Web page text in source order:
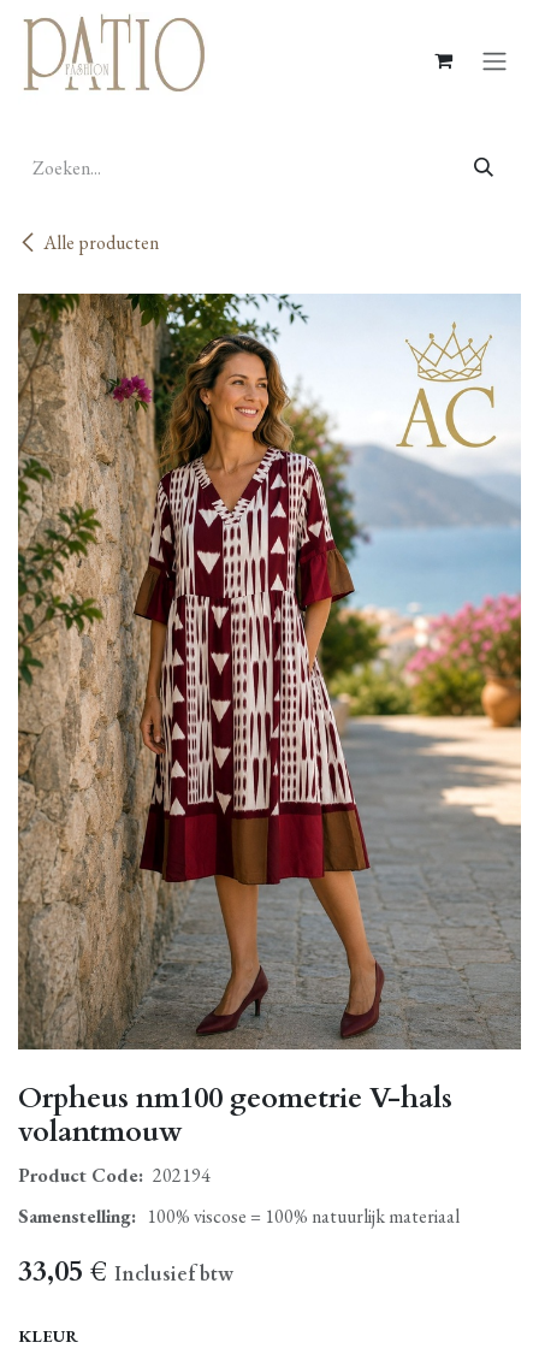
Overslaan naar inhoud
Alle producten
Orpheus nm100 geometrie V-hals
volantmouw
Product Code: 202194
Samenstelling: 100% viscose = 100% natuurlijk materiaal
33,05 € Inclusief btw
KLEUR